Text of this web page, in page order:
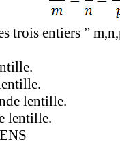
trois entiers ”
lentille.
lentille.